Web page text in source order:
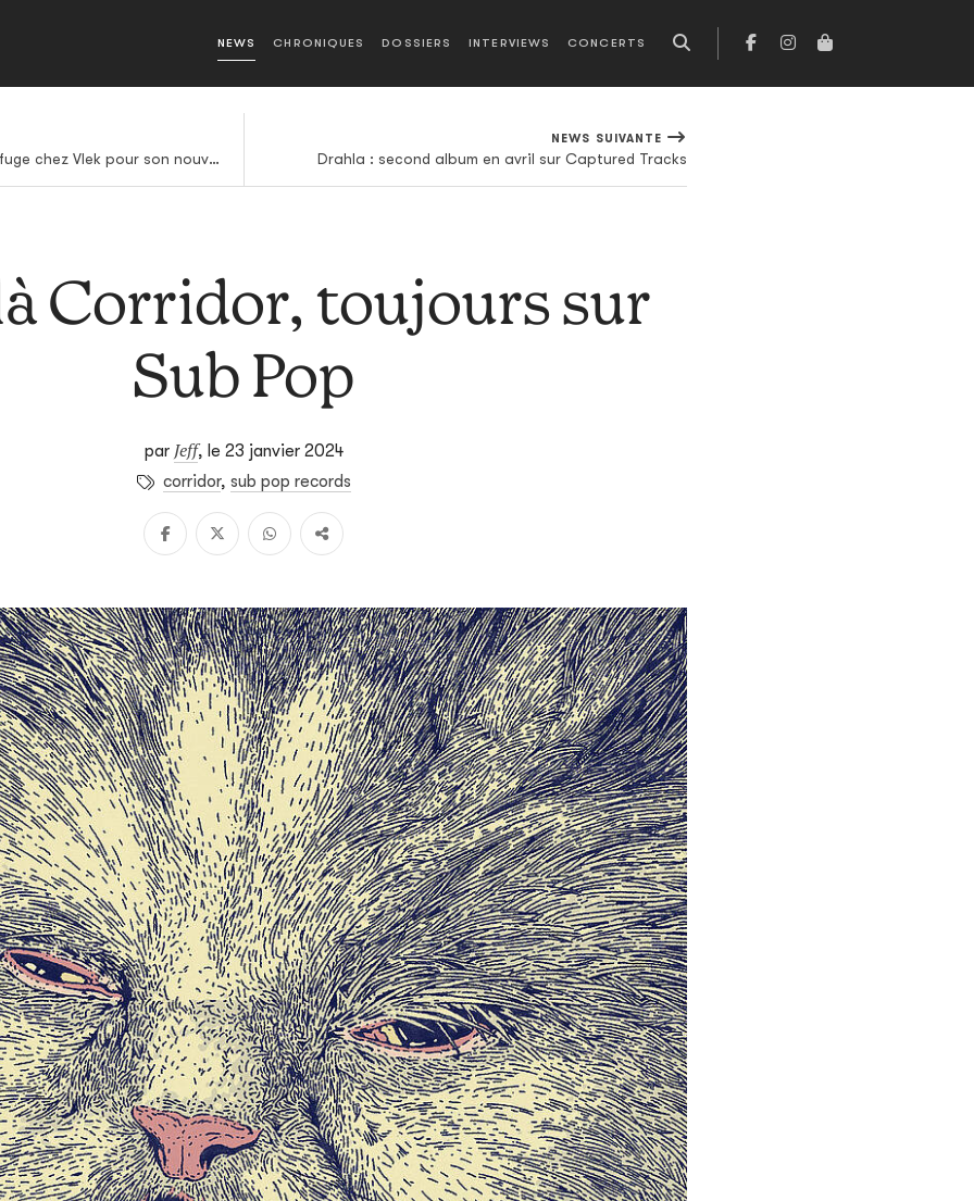
NEWS CHRONIQUES DOSSIERS INTERVIEWS CONCERTS
Peter Van Hoesen trouve refuge chez Vlek pour son nouveau long format
NEWS SUIVANTE
Drahla : second album en avril sur Captured Tracks
Corridor, toujours sur
Sub Pop
par Jeff, le 23 janvier 2024
corridor, sub pop records